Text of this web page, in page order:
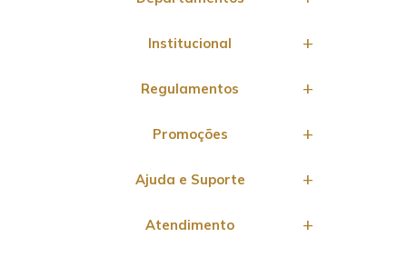
Institucional
Regulamentos
Promoções
Ajuda e Suporte
Atendimento